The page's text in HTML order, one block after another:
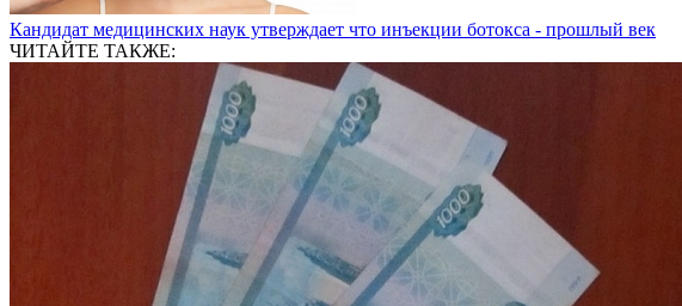
Кандидат медицинских наук утверждает что инъекции ботокса - прошлый век
ЧИТАЙТЕ ТАКЖЕ: